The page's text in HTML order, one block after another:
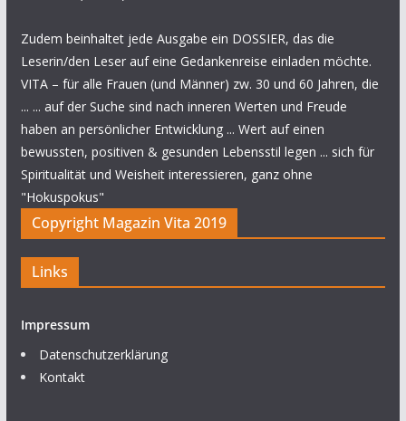
Zudem beinhaltet jede Ausgabe ein DOSSIER, das die
Leserin/den Leser auf eine Gedankenreise einladen möchte.
VITA – für alle Frauen (und Männer) zw. 30 und 60 Jahren, die
... ... auf der Suche sind nach inneren Werten und Freude
haben an persönlicher Entwicklung ... Wert auf einen
bewussten, positiven & gesunden Lebensstil legen ... sich für
Spiritualität und Weisheit interessieren, ganz ohne
"Hokuspokus"
Copyright Magazin Vita 2019
Links
Impressum
Datenschutzerklärung
Kontakt